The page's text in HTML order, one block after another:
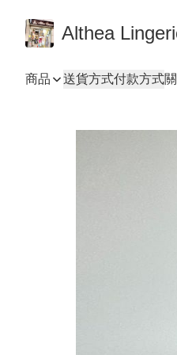
Althea
商品 送貨方式付款方式